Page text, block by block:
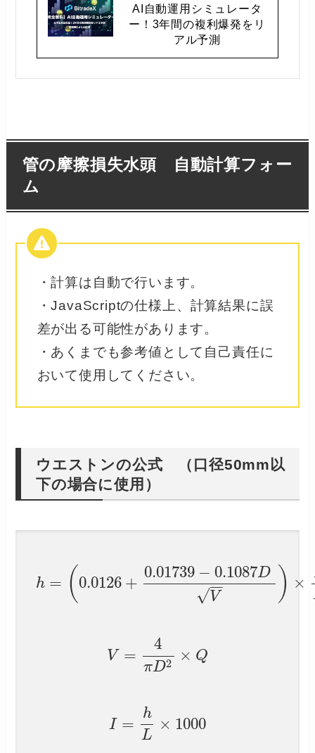
AI自動運用シミュレータ
ー！3年間の複利爆発をリ
アル予測
管の摩擦損失水頭 自動計算フォー
ム
・計算は自動で行います。
・JavaScriptの仕様上、計算結果に誤
差が出る可能性があります。
・あくまでも参考値として自己責任に
おいて使用してください。
ウエストンの公式 （口径50mm以
下の場合に使用）
h = ( 0.0126 +
0.01739 − 0.1087D
V
−
−
√ ) ×
V =
4
πD2 × Q
I =
h
L
× 1000